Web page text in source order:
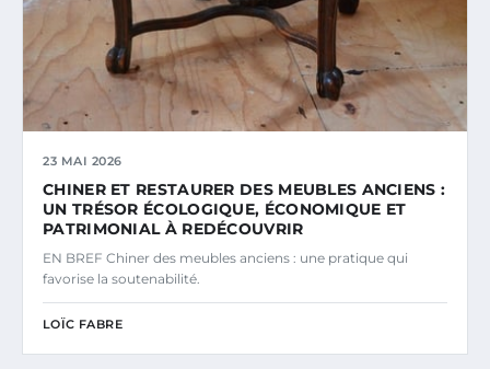
23 MAI 2026
CHINER ET RESTAURER DES MEUBLES ANCIENS :
UN TRÉSOR ÉCOLOGIQUE, ÉCONOMIQUE ET
PATRIMONIAL À REDÉCOUVRIR
EN BREF Chiner des meubles anciens : une pratique qui
favorise la soutenabilité.
LOÏC FABRE